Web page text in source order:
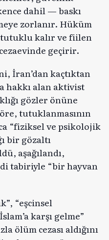
dahil — baskı
zorlanır. Hüküm
kalır ve fiilen
geçirir.
İran’dan kaçtıktan
hakkı alan aktivist
gözler önüne
tutuklanmasının
“fiziksel ve psikolojik
bir gözaltı
aşağılandı,
tabiriyle “bir hayvan
“eşcinsel
karşı gelme”
ölüm cezası aldığını